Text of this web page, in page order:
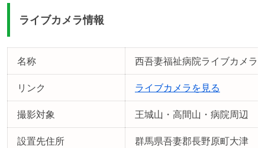
ライブカメラ情報
名称 西吾妻福祉病院ライブカメラ
リンク ライブカメラを見る
撮影対象 王城山・高間山・病院周辺
設置先住所 群馬県吾妻郡長野原町大津